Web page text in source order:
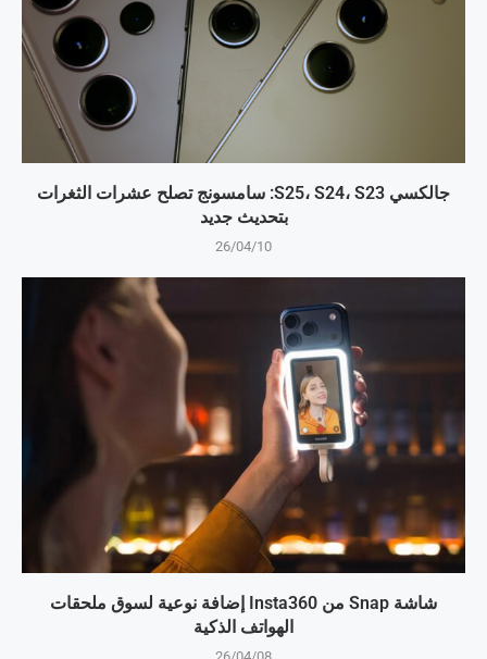
جالكسي S25، S24، S23: سامسونج تصلح عشرات الثغرات
بتحديث جديد
26/04/10
شاشة Snap من Insta360 إضافة نوعية لسوق ملحقات
الهواتف الذكية